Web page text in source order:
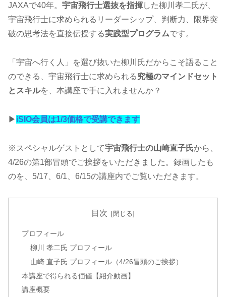
JAXAで40年。 宇宙飛行士選抜を指揮した柳川孝二氏が、
宇宙飛行士に求められるリーダーシップ、判断力、限界突
破の思考法を直接伝授する実践型プログラムです。
「宇宙へ行く人」を選び抜いた柳川氏だからこそ語ること
のできる、宇宙飛行士に求められる究極のマインドセット
とスキルを、本講座で手に入れませんか？
▶ iSIO会員は1/3価格で受講できます
※スペシャルゲストとして宇宙飛行士の山崎直子氏から、
4/26の第1部冒頭でご挨拶をいただきました。録画したも
のを、5/17、6/1、6/15の講座内でご覧いただきます。
目次
プロフィール
柳川 孝二氏 プロフィール
山崎 直子氏 プロフィール（4/26冒頭のご挨拶）
本講座で得られる価値【紹介動画】
講座概要